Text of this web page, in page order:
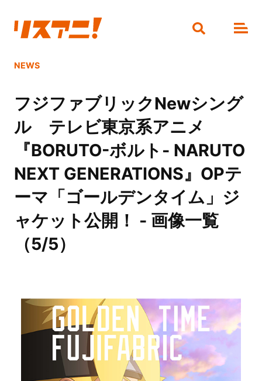
NEWS
フジファブリックNewシング
ル テレビ東京系アニメ
『BORUTO-ボルト- NARUTO
NEXT GENERATIONS』OPテ
ーマ「ゴールデンタイム」ジ
ャケット公開！ - 画像一覧
（5/5）